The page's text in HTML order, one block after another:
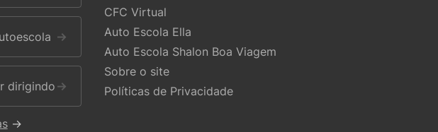
→
dirigindo →
→
CFC Virtual
Auto Escola Ella
Auto Escola Shalon Boa Viagem
Sobre o site
Políticas de Privacidade